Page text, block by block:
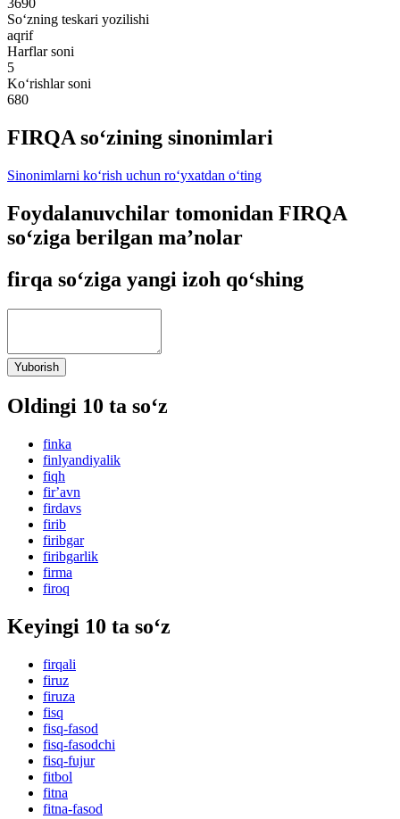
So‘zning teskari yozilishi
aqrif
Harflar soni
5
Ko‘rishlar soni
680
FIRQA so‘zining sinonimlari
Sinonimlarni ko‘rish uchun ro‘yxatdan o‘ting
Foydalanuvchilar tomonidan FIRQA
so‘ziga berilgan ma’nolar
firqa so‘ziga yangi izoh qo‘shing
Yuborish
Oldingi 10 ta so‘z
finka
finlyandiyalik
fiqh
firʼavn
firdavs
firib
firibgar
firibgarlik
firma
firoq
Keyingi 10 ta so‘z
firqali
firuz
firuza
fisq
fisq-fasod
fisq-fasodchi
fisq-fujur
fitbol
fitna
fitna-fasod